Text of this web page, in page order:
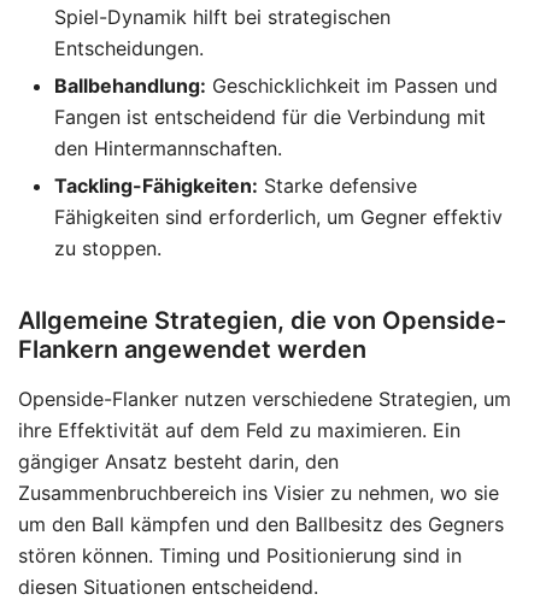
Spiel-Dynamik hilft bei strategischen
Entscheidungen.
Ballbehandlung: Geschicklichkeit im Passen und
Fangen ist entscheidend für die Verbindung mit
den Hintermannschaften.
Tackling-Fähigkeiten: Starke defensive
Fähigkeiten sind erforderlich, um Gegner effektiv
zu stoppen.
Allgemeine Strategien, die von Openside-
Flankern angewendet werden
Openside-Flanker nutzen verschiedene Strategien, um
ihre Effektivität auf dem Feld zu maximieren. Ein
gängiger Ansatz besteht darin, den
Zusammenbruchbereich ins Visier zu nehmen, wo sie
um den Ball kämpfen und den Ballbesitz des Gegners
stören können. Timing und Positionierung sind in
diesen Situationen entscheidend.